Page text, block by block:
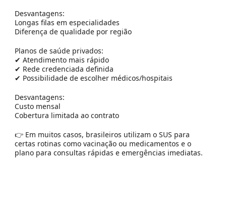
Desvantagens:
Longas filas em especialidades
Diferença de qualidade por região
Planos de saúde privados:
✔ Atendimento mais rápido
✔ Rede credenciada definida
✔ Possibilidade de escolher médicos/hospitais
Desvantagens:
Custo mensal
Cobertura limitada ao contrato
👉 Em muitos casos, brasileiros utilizam o SUS para
certas rotinas como vacinação ou medicamentos e o
plano para consultas rápidas e emergências imediatas.